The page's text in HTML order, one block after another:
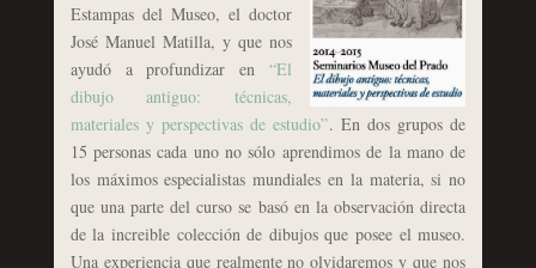
Estampas del Museo, el doctor
José Manuel Matilla, y que nos
ayudó a profundizar en“El
dibujo antiguo: técnicas,
materiales y perspectivas de estudio”. En dos grupos de
15 personas cada uno no sólo aprendimos de la mano de
los máximos especialistas mundiales en la materia, si no
que una parte del curso se basó en la observación directa
de la increible colección de dibujos que posee el museo.
Una experiencia que realmente no olvidaremos y que nos